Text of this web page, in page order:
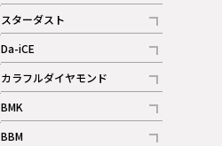
記事
ギャラリー
スターダスト
記事
Da-iCE
記事
カラフルダイヤモンド
記事
BMK
記事
BBM